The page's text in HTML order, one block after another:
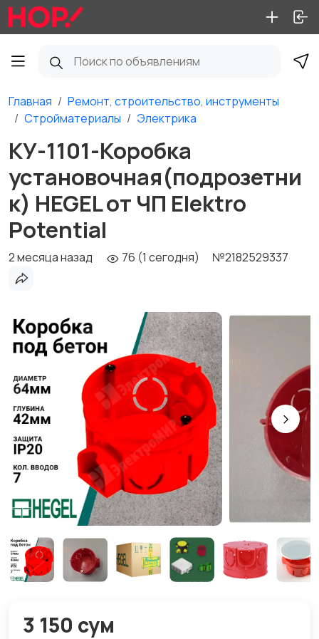
Главная
Ремонт, строительство, инструменты
Стройматериалы
Электрика
КУ-1101-Коробка
установочная(подрозетни
к) HEGEL от ЧП Elektro
Potential
2 месяца назад 76 (1 сегодня) №2182529337
3 150 сум